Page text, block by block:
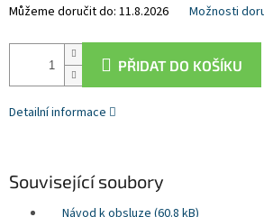
Můžeme doručit do: 11.8.2026 Možnosti
PŘIDAT DO KOŠÍKU
Detailní informace
Související soubory